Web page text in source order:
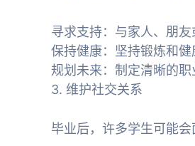
寻求支持：与家人、朋友
保持健康：坚持锻炼和健
规划未来：制定清晰的职
3. 维护社交关系
毕业后，许多学生可能